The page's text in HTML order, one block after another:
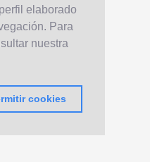
elaborado
Para
nuestra
cookies